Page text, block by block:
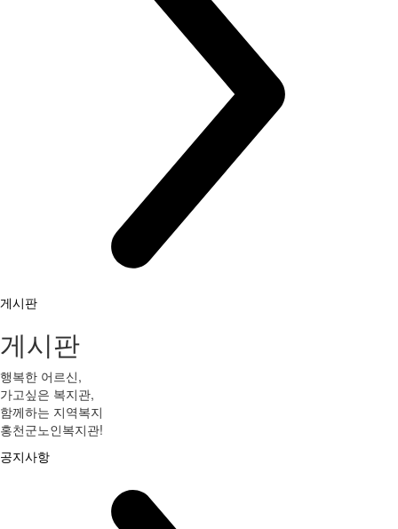
게시판
게시판
행복한 어르신,
가고싶은 복지관,
함께하는 지역복지
홍천군노인복지관!
공지사항